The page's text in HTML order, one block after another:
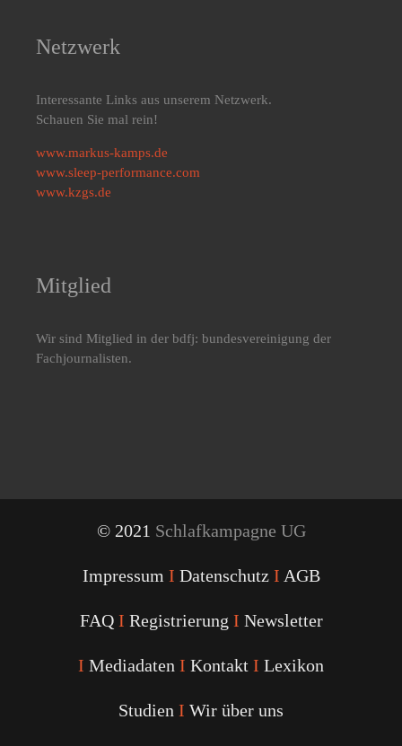
Netzwerk
Interessante Links aus unserem Netzwerk.
Schauen Sie mal rein!
www.markus-kamps.de
www.sleep-performance.com
www.kzgs.de
Mitglied
Wir sind Mitglied in der bdfj: bundesvereinigung der
Fachjournalisten.
© 2021 Schlafkampagne UG
Impressum I Datenschutz I AGB
FAQ I Registrierung I Newsletter
I Mediadaten I Kontakt I Lexikon
Studien I Wir über uns